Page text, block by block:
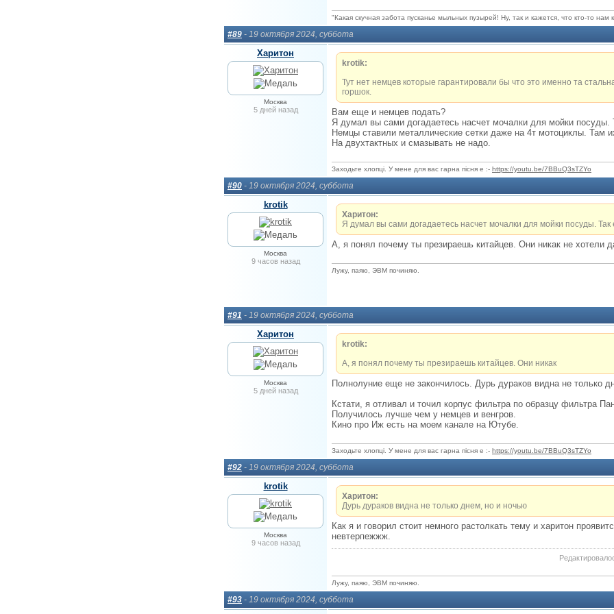
"Какая скучная забота пусканье мыльных пузырей! Ну, так и кажется, что кто-то
#89 - 19 октября 2024, суббота
Харитон
Москва
5 дней назад
krotik:
Тут нет немцев которые гарантировали бы что это именно та
горшок.
Вам еще и немцев подать?
Я думал вы сами догадаетесь насчет мочалки для мойки посуды.
Немцы ставили металлические сетки даже на 4т мотоциклы. Там
На двухтактных и смазывать не надо.
Заходьте хлопцi. У мене для вас гарна пiсня е :- https://youtu.be/7BBuQ3sTZYo
#90 - 19 октября 2024, суббота
krotik
Москва
9 часов назад
Харитон:
Я думал вы сами догадаетесь насчет мочалки для мойки посуды. Так
А, я понял почему ты презираешь китайцев. Они никак не хотели
Лужу, паяю, ЭВМ починяю.
#91 - 19 октября 2024, суббота
Харитон
Москва
5 дней назад
krotik:
А, я понял почему ты презираешь китайцев. Они никак
Полнолуние еще не закончилось. Дурь дураков видна не только
Кстати, я отливал и точил корпус фильтра по образцу фильтра
Получилось лучше чем у немцев и венгров.
Кино про Иж есть на моем канале на Ютубе.
Заходьте хлопцi. У мене для вас гарна пiсня е :- https://youtu.be/7BBuQ3sTZYo
#92 - 19 октября 2024, суббота
krotik
Москва
9 часов назад
Харитон:
Дурь дураков видна не только днем, но и ночью
Как я и говорил стоит немного растолкать тему и харитон
невтерпежжж.
Лужу, паяю, ЭВМ починяю.
#93 - 19 октября 2024, суббота